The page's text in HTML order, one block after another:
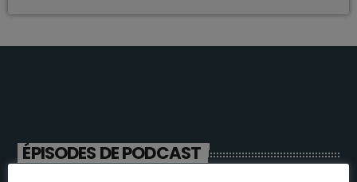
ÉPISODES DE PODCAST